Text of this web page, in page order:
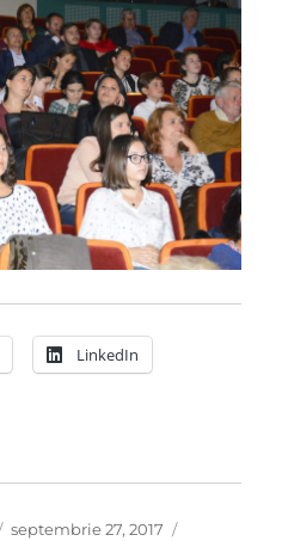
LinkedIn
Publicat
septembrie 27, 2017